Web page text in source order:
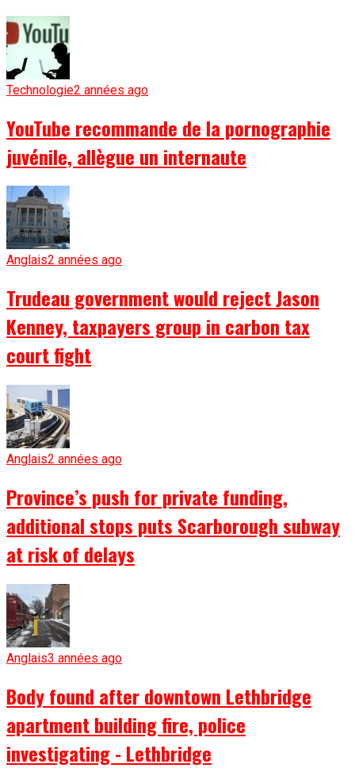
Technologie2 années ago
YouTube recommande de la pornographie
juvénile, allègue un internaute
Anglais2 années ago
Trudeau government would reject Jason
Kenney, taxpayers group in carbon tax
court fight
Anglais2 années ago
Province’s push for private funding,
additional stops puts Scarborough subway
at risk of delays
Anglais3 années ago
Body found after downtown Lethbridge
apartment building fire, police
investigating - Lethbridge